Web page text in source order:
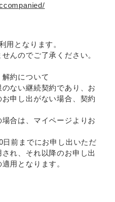
用となります。
んのでご了承ください。
約について
ない継続契約であり、お
申し出がない場合、契約
合は、マイページよりお
前までにお申し出いただ
れ、それ以降のお申し出
用となります。